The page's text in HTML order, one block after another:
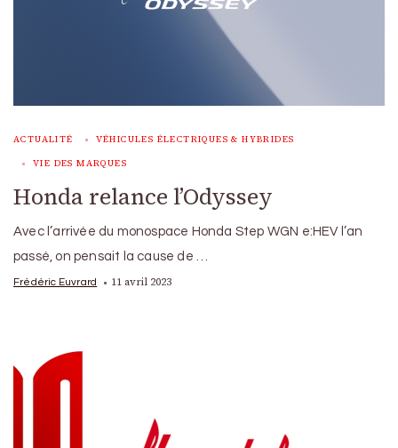
ACTUALITÉ VÉHICULES ÉLECTRIQUES & HYBRIDES
VIE DES MARQUES
Honda relance l’Odyssey
Avec l’arrivée du monospace Honda Step WGN e:HEV l’an
passé, on pensait la cause de …
Frédéric Euvrard 11 avril 2023